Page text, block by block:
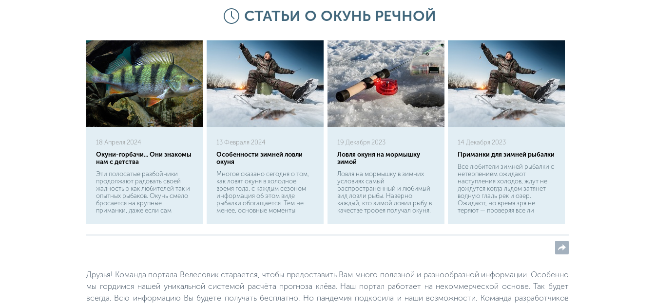
СТАТЬИ О ОКУНЬ РЕЧНОЙ
18 Апреля 2024
Окуни-горбачи... Они знакомы
нам с детства
Эти полосатые разбойники
продолжают радовать своей
жадностью как любителей так и
опытных рыбаков. Окунь смело
бросается на крупные
приманки, даже если сам
сантиметров. И если вам
Затем стая идет дальше и
метров через 5 все повторяется
вновь. Это и правда
удивительное зрелище!
13 Февраля 2024
Особенности зимней ловли
окуня
Многое сказано сегодня о том,
как ловят окуня в холодное
время года, с каждым сезоном
информация об этом виде
рыбалки обогащается. Тем не
менее, основные моменты
и остаются неизменными. При
год, в том числе и в зимнее
время. В холодный период он
клюет стабильно.
19 Декабря 2023
Ловля окуня на мормышку
зимой
Ловля на мормышку в зимних
условиях самый
распространённый и любимый
вид ловли рыбы. Наверно
каждый, кто зимой ловил рыбу в
качестве трофея получал окуня.
прожорлив и поэтому именно
подберете подходящую.
14 Декабря 2023
Приманки для зимней рыбалки
Все любители зимней рыбалки с
нетерпением ожидают
наступления холодов, ждут не
дождутся когда льдом затянет
водную гладь рек и озер.
Ожидают, но время зря не
теряют — проверяя все ли
одежды и другого снаряжения,
наступлению сезона зимнего
Друзья! Команда портала Велесовик старается, чтобы предоставить Вам много полезной и разнообразной информации. Особенно
мы гордимся нашей уникальной системой расчёта прогноза клёва. Наш портал работает на некоммерческой основе. Так будет
всегда. Всю информацию Вы будете получать бесплатно. Но пандемия подкосила и наши возможности. Команда разработчиков